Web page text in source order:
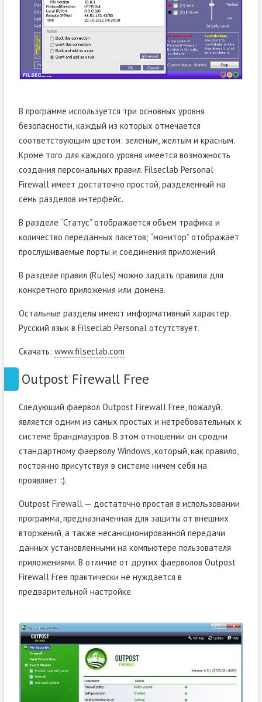
В программе используется три основных уровня
безопасности, каждый из которых отмечается
соответствующим цветом: зеленым, желтым и красным.
Кроме того для каждого уровня имеется возможность
создания персональных правил. Filseclab Personal
Firewall имеет достаточно простой, разделенный на
семь разделов интерфейс.
В разделе “Статус” отображается объем трафика и
количество переданных пакетов; “монитор” отображает
прослушиваемые порты и соединения приложений.
В разделе правил (Rules) можно задать правила для
конкретного приложения или домена.
Остальные разделы имеют информативный характер.
Русский язык в Filseclab Personal отсутствует.
Скачать: www.filseclab.com
Outpost Firewall Free
Следующий фаервол Outpost Firewall Free, пожалуй,
является одним из самых простых и нетребовательных к
системе брандмауэров. В этом отношении он сродни
стандартному фаерволу Windows, который, как правило,
постоянно присутствуя в системе ничем себя на
проявляет :).
Outpost Firewall — достаточно простая в использовании
программа, предназначенная для защиты от внешних
вторжений, а также несанкционированной передачи
данных установленными на компьютере пользователя
приложениями. В отличие от других фаерволов Outpost
Firewall Free практически не нуждается в
предварительной настройке.